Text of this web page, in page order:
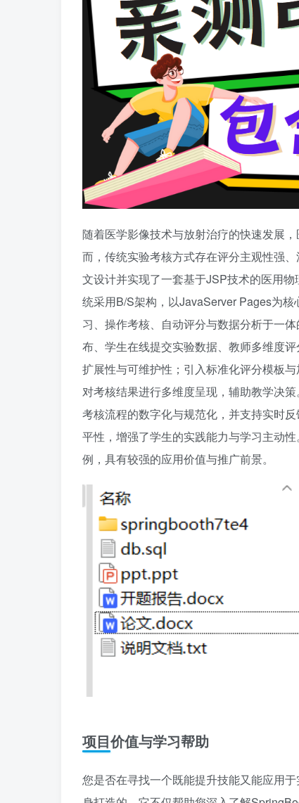
随着医学影像技术与放射治疗的快速发展
而，传统实验考核方式存在评分主观性强
文设计并实现了一套基于JSP技术的医用
统采用B/S架构，以JavaServer Pages为核
习、操作考核、自动评分与数据分析于一
布、学生在线提交实验数据、教师多维度
扩展性与可维护性；引入标准化评分模板
对考核结果进行多维度呈现，辅助教学决
考核流程的数字化与规范化，并支持实时
平性，增强了学生的实践能力与学习主动
例，具有较强的应用价值与推广前景。
项目价值与学习帮助
您是否在寻找一个既能提升技能又能应用